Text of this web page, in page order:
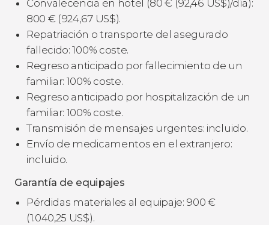
Convalecencia en hotel (80€ (92,46 US$)/día):
800 € (924,67 US$).
Repatriación o transporte del asegurado
fallecido: 100% coste.
Regreso anticipado por fallecimiento de un
familiar: 100% coste.
Regreso anticipado por hospitalización de un
familiar: 100% coste.
Transmisión de mensajes urgentes: incluido.
Envío de medicamentos en el extranjero:
incluido.
Garantía de equipajes
Pérdidas materiales al equipaje: 900€
(1.040,25 US$).